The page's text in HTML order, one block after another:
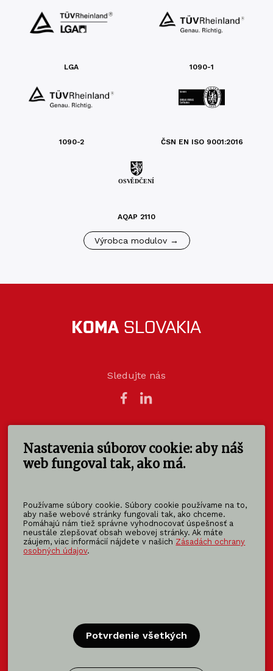
Nastavenia súborov cookie: aby náš
web fungoval tak, ako má.
Používame súbory cookie. Súbory cookie používame na to,
aby naše webové stránky fungovali tak, ako chceme.
Pomáhajú nám tiež správne vyhodnocovať úspešnosť a
neustále zlepšovať obsah webovej stránky. Ak máte
záujem, viac informácií nájdete v našich Zásadách ochrany
osobných údajov.
Potvrdenie všetkých
LGA 1090-1
1090-2 ČSN EN ISO 9001:2016
AQAP 2110
Výrobca modulov →
Sledujte nás
KOMA SLOVAKIA s.r.o.
Štúrova 140
949 01 Nitra - Mlynárce
info@koma-slovakia.sk
+ 421 37 6518 325
Patríme do rodiny KOMA FAMILY